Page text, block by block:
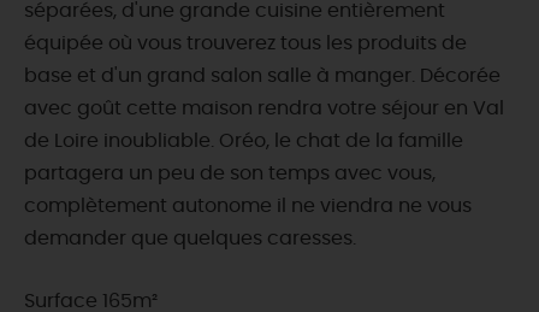
séparées, d'une grande cuisine entièrement
équipée où vous trouverez tous les produits de
base et d'un grand salon salle à manger. Décorée
avec goût cette maison rendra votre séjour en Val
de Loire inoubliable. Oréo, le chat de la famille
partagera un peu de son temps avec vous,
complètement autonome il ne viendra ne vous
demander que quelques caresses.
Surface 165m²